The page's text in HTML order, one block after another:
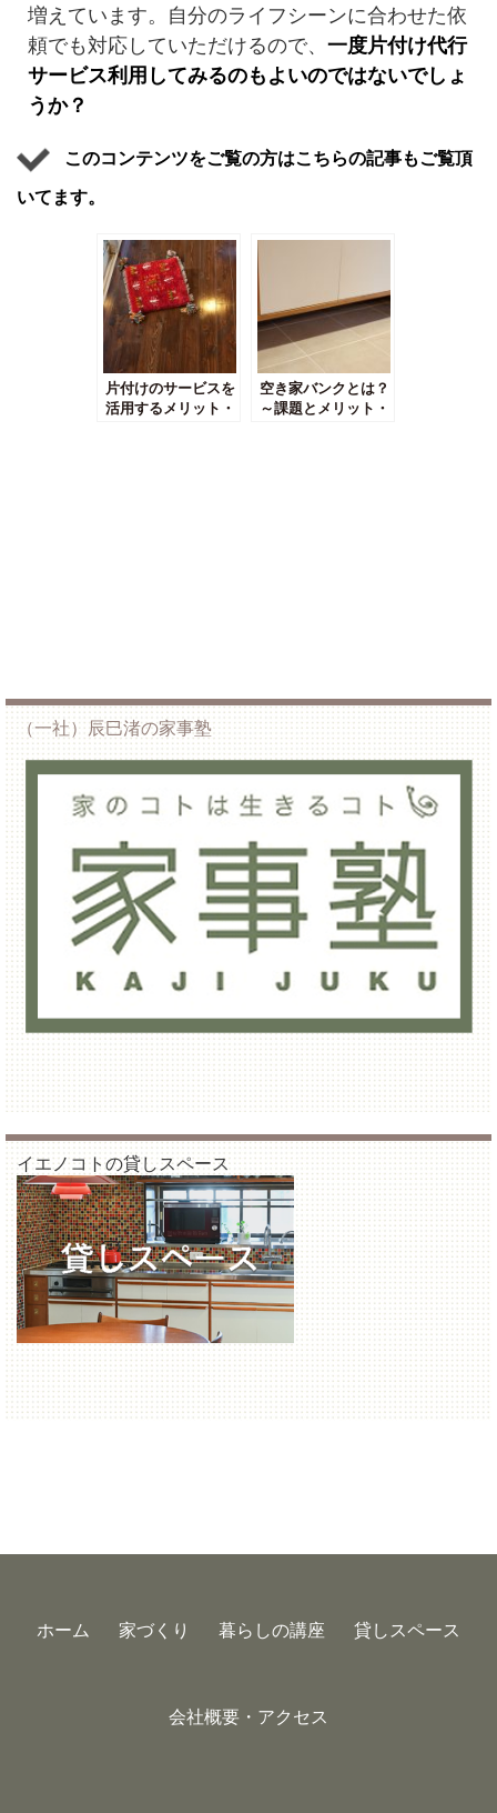
増えています。自分のライフシーンに合わせた依
頼でも対応していただけるので、 一度片付け代行
サービス利用してみるのもよいのではないでしょ
うか？
このコンテンツをご覧の方はこちらの記事もご覧頂
いてます。
片付けのサービスを
活用するメリット・
空き家バンクとは？
～課題とメリット・
（一社）辰巳渚の家事塾
イエノコトの貸しスペース
ホーム 家づくり 暮らしの講座 貸しスペース
会社概要・アクセス